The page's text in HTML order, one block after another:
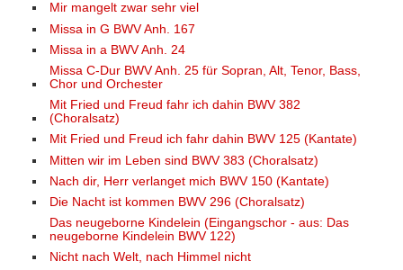
Mir mangelt zwar sehr viel
Missa in G BWV Anh. 167
Missa in a BWV Anh. 24
Missa C-Dur BWV Anh. 25 für Sopran, Alt, Tenor, Bass,
Chor und Orchester
Mit Fried und Freud fahr ich dahin BWV 382
(Choralsatz)
Mit Fried und Freud ich fahr dahin BWV 125 (Kantate)
Mitten wir im Leben sind BWV 383 (Choralsatz)
Nach dir, Herr verlanget mich BWV 150 (Kantate)
Die Nacht ist kommen BWV 296 (Choralsatz)
Das neugeborne Kindelein (Eingangschor - aus: Das
neugeborne Kindelein BWV 122)
Nicht nach Welt, nach Himmel nicht